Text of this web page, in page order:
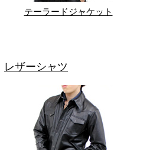
テーラードジャケット
レザーシャツ